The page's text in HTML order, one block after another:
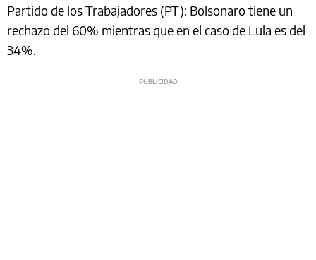
Partido de los Trabajadores (PT): Bolsonaro tiene un
rechazo del 60% mientras que en el caso de Lula es del
34%.